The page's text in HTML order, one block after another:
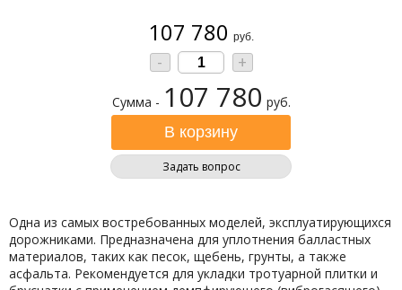
107 780 руб.
- +
Сумма - 107 780 руб.
Задать вопрос
Одна из самых востребованных моделей, эксплуатирующихся
дорожниками. Предназначена для уплотнения балластных
материалов, таких как песок, щебень, грунты, а также
асфальта. Рекомендуется для укладки тротуарной плитки и